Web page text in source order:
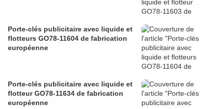
Porte-clés publicitaire avec liquide et
flotteurs GO78-11604 de fabrication
européenne
Porte-clés publicitaire avec liquide et
flotteur GO78-11634 de fabrication
européenne